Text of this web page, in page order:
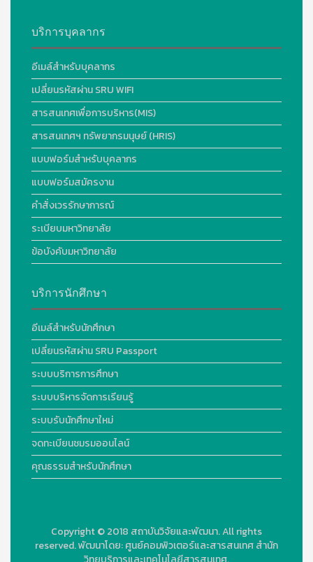
บริการบุคลากร
อีเมล์สำหรับบุคลากร
เปลี่ยนรหัสผ่าน SRU WIFI
สารสนเทศเพื่อการบริหาร(MIS)
สารสนเทศฯ ทรัพยากรมนุษย์ (HRIS)
แบบฟอร์มสำหรับบุคลากร
แบบฟอร์มสมัครงาน
คำสั่งเวรรักษาการณ์
ระเบียบมหาวิทยาลัย
ข้อบังคับมหาวิทยาลัย
บริการนักศึกษา
อีเมล์สำหรับนักศึกษา
เปลี่ยนรหัสผ่าน SRU Passport
ระบบบริการการศึกษา
ระบบบริหารจัดการเรียนรู้
ระบบรับนักศึกษาใหม่
จดทะเบียนชมรมออนไลน์
คุณธรรมสำหรับนักศึกษา
Copyright © 2018 สถาบันวิจัยและพัฒนา. All rights
reserved.พัฒนาโดย:ศูนย์คอมพิวเตอร์และสารสนเทศ สำนัก